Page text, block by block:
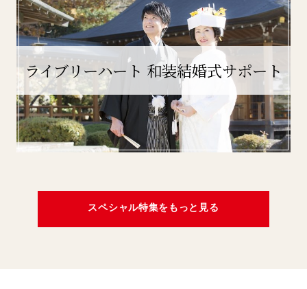
ライブリーハート 和装結婚式サポート
スペシャル特集をもっと見る